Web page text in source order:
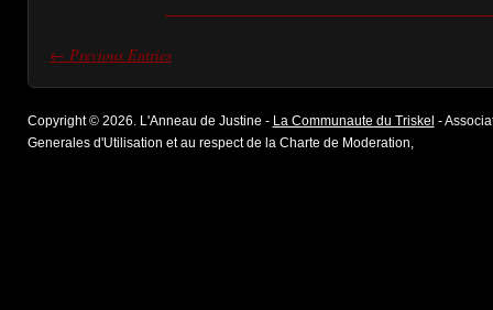
← Previous Entries
Copyright © 2026. L'Anneau de Justine - La Communaute du Triskel -
Generales d'Utilisation et au respect de la Charte de Moderation,